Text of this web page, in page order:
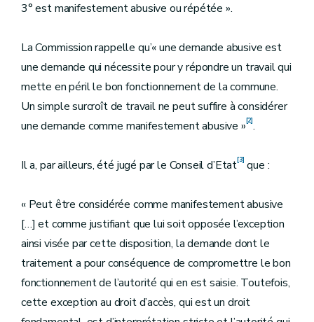
3° est manifestement abusive ou répétée ».
La Commission rappelle qu’« une demande abusive est
une demande qui nécessite pour y répondre un travail qui
mette en péril le bon fonctionnement de la commune.
Un simple surcroît de travail ne peut suffire à considérer
une demande comme manifestement abusive »[2].
Il a, par ailleurs, été jugé par le Conseil d’Etat[3] que :
« Peut être considérée comme manifestement abusive
[…] et comme justifiant que lui soit opposée l’exception
ainsi visée par cette disposition, la demande dont le
traitement a pour conséquence de compromettre le bon
fonctionnement de l’autorité qui en est saisie. Toutefois,
cette exception au droit d’accès, qui est un droit